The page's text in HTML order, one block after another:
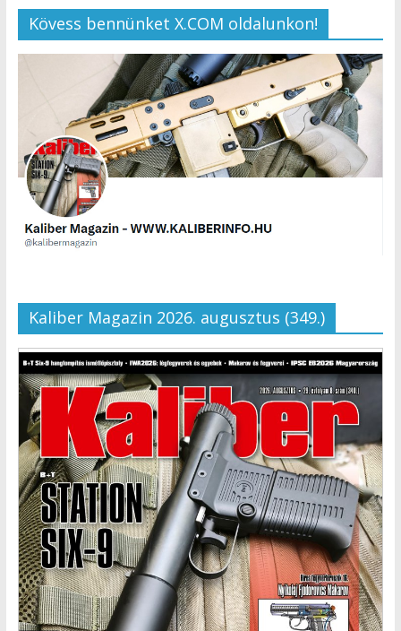
Kövess bennünket X.COM oldalunkon!
Kaliber Magazin 2026. augusztus (349.)